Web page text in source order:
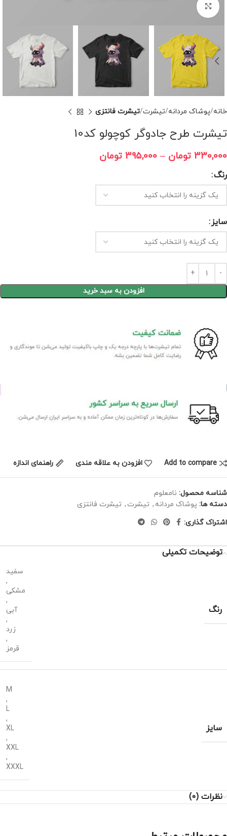
برای بزرگنمایی کلیک کنید
خانه پوشاک مردانه تیشرت تیشرت فانتزی
تیشرت طرح جادوگر کوچولو کد10
330,000 تومان –
395,000 تومان
رنگ
سایز
افزودن به سبد خرید
Add to compare افزودن به علاقه مندی راهنمای اندازه
شناسه محصول: نامعلوم
دسته ها: پوشاک مردانه , تیشرت , تیشرت فانتزی
اشتراک گذاری:
توضیحات تکمیلی
رنگ
سفید
,
مشکی
,
آبی
,
زرد
,
قرمز
سایز
M
,
L
,
XL
,
XXL
,
XXXL
نظرات (0)